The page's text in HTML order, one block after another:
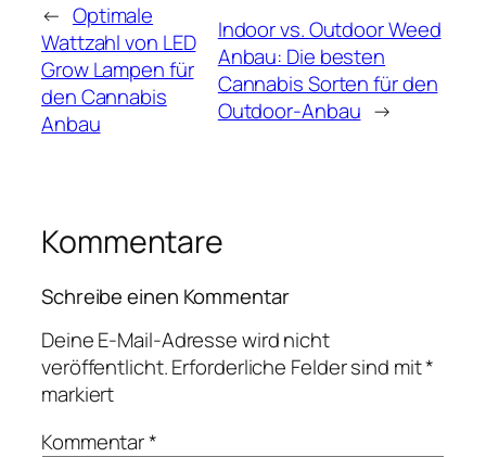
← Optimale
Wattzahl von LED
Grow Lampen für
den Cannabis
Anbau
Indoor vs. Outdoor Weed
Anbau: Die besten
Cannabis Sorten für den
Outdoor-Anbau →
Kommentare
Schreibe einen Kommentar
Deine E-Mail-Adresse wird nicht
veröffentlicht.Erforderliche Felder sind mit*
markiert
Kommentar*